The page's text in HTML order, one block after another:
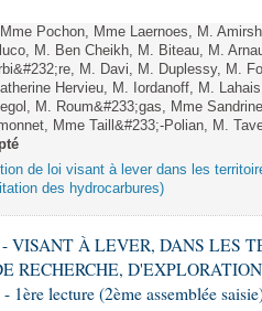
Pochon, Mme Laernoes, M.
M. Ben Cheikh, M. Biteau, M.
M. Davi, M. Duplessy, M.
Hervieu, M. Iordanoff, M.
M. Roum&#233;gas, Mme
Mme Taill&#233;-Polian, M.
de loi visant à lever dans les
des hydrocarbures)
- VISANT À LEVER, DANS LES
RECHERCHE,
lecture (2ème assemblée